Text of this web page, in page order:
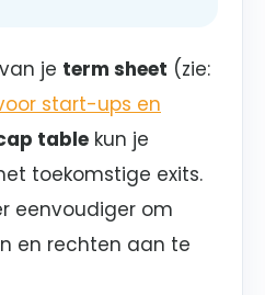
je term sheet (zie:
start-ups en
table kun je
toekomstige exits.
eenvoudiger om
en rechten aan te